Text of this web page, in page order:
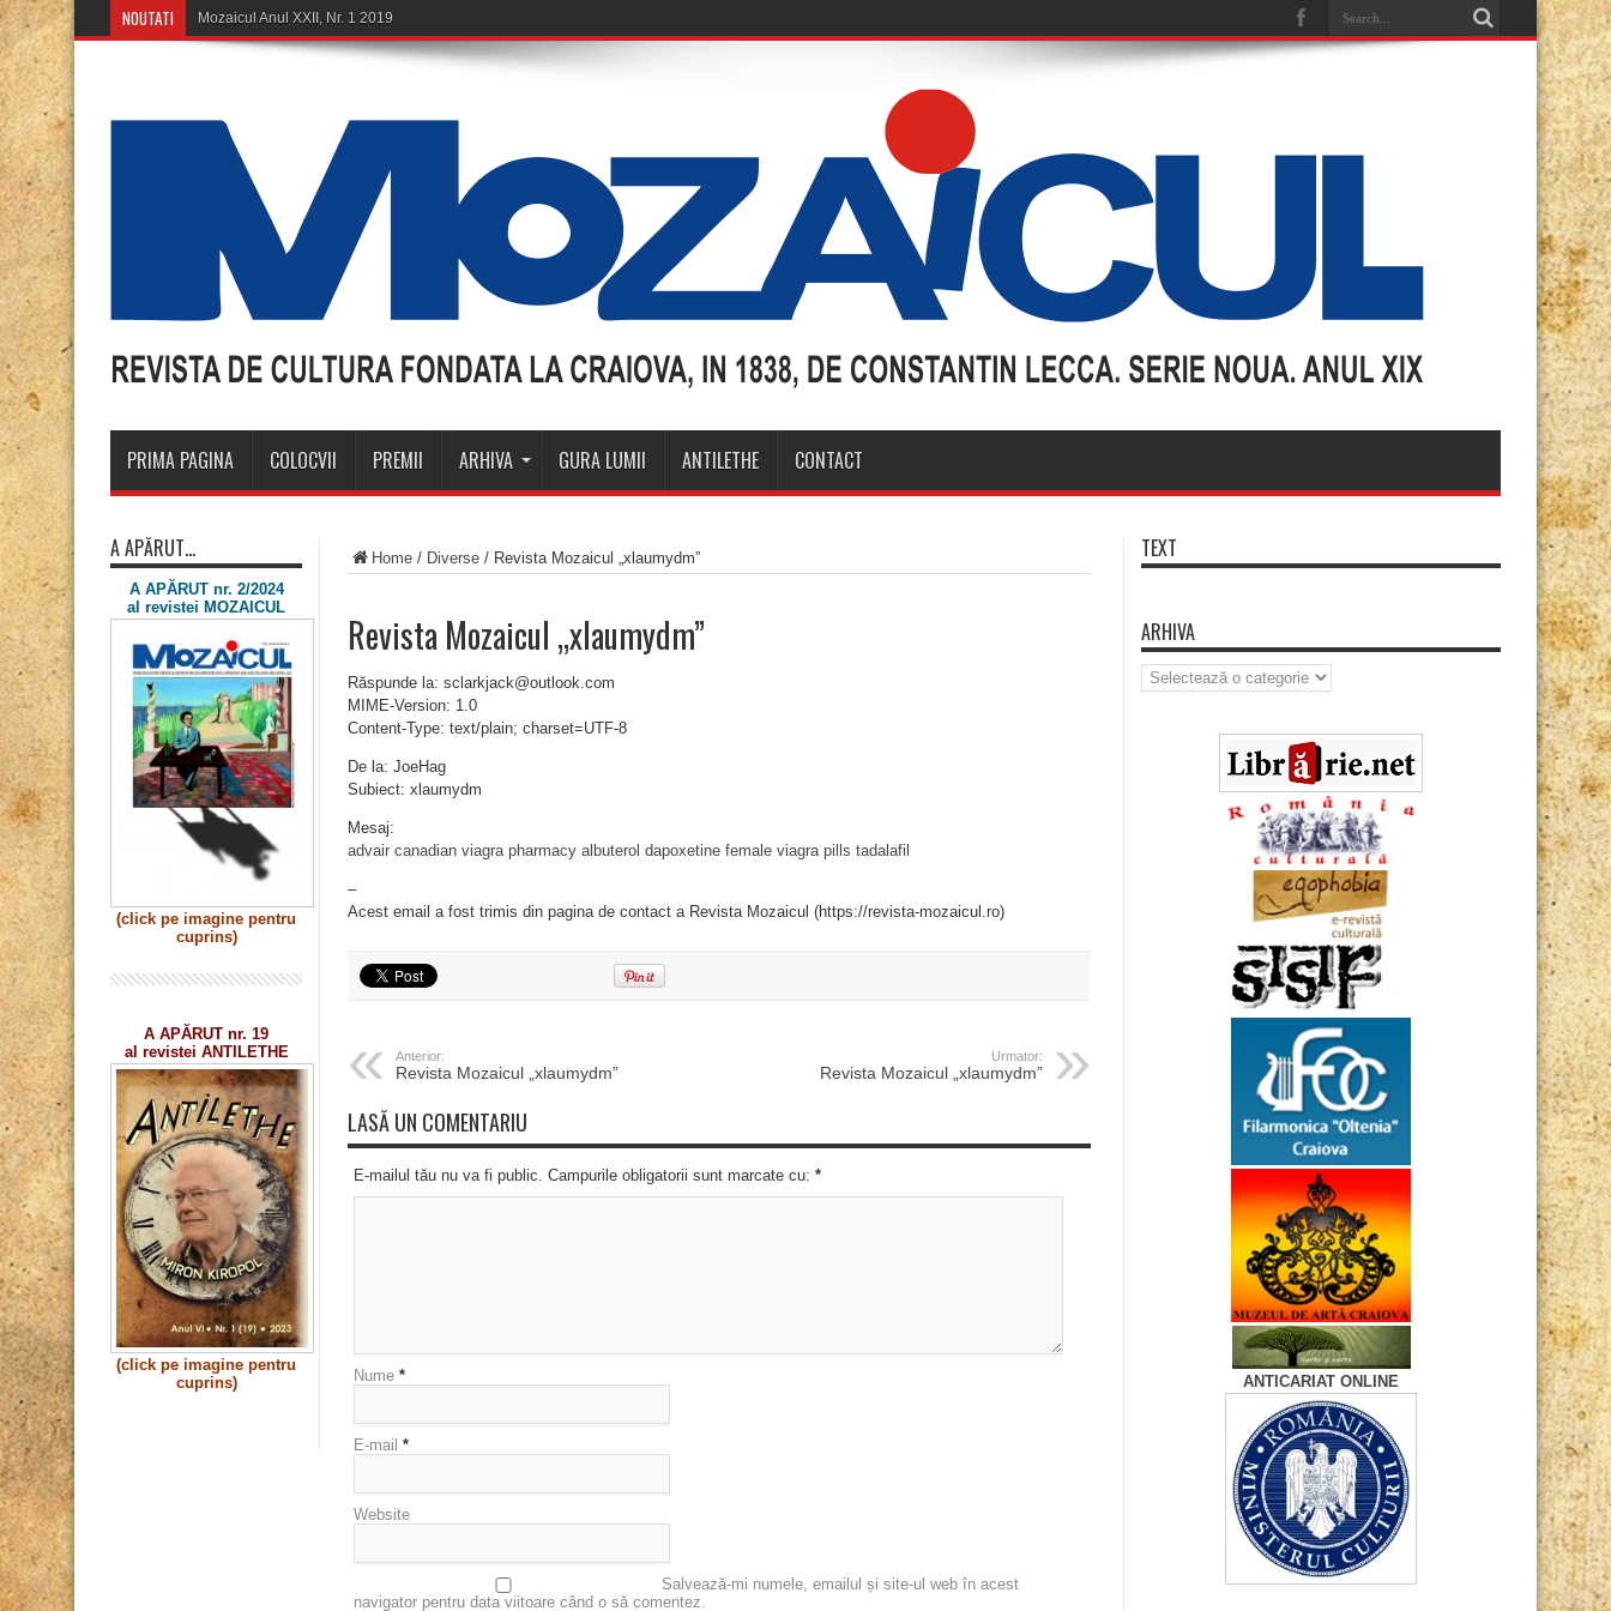
NOUTATI Mozaicul Anul XXII, Nr. 1 2019
PRIMA PAGINA COLOCVII PREMII ARHIVA GURA LUMII ANTILETHE CONTACT
Home / Diverse / Revista Mozaicul „xlaumydm”
Revista Mozaicul „xlaumydm”
Răspunde la: sclarkjack@outlook.com
MIME-Version: 1.0
Content-Type: text/plain; charset=UTF-8
De la: JoeHag
Subiect: xlaumydm
Mesaj:
advair canadian viagra pharmacy albuterol dapoxetine female viagra pills tadalafil
–
Acest email a fost trimis din pagina de contact a Revista Mozaicul (https://revista-mozaicul.ro)
Anterior:
Revista Mozaicul „xlaumydm”
Urmator:
Revista Mozaicul „xlaumydm”
LASĂ UN COMENTARIU
E-mailul tău nu va fi public. Campurile obligatorii sunt marcate cu: *
Nume *
E-mail *
Website
Salvează-mi numele, emailul și site-ul web în acest
navigator pentru data viitoare când o să comentez.
A APĂRUT…
A APĂRUT nr. 2/2024
al revistei MOZAICUL
(click pe imagine pentru
cuprins)
A APĂRUT nr. 19
al revistei ANTILETHE
(click pe imagine pentru
cuprins)
TEXT
ARHIVA
Arhiva
ANTICARIAT ONLINE